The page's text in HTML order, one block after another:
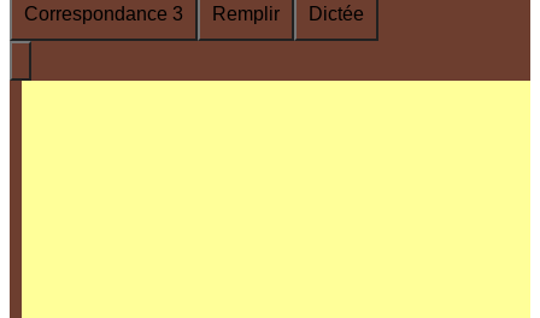
Correspondance 3 Remplir Dictée